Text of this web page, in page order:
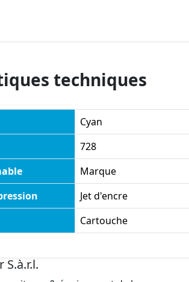
techniques
Cyan
728
Marque
Jet d'encre
Cartouche